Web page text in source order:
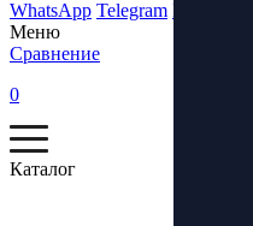
WhatsApp Telegram ВКонтакте
Меню
Сравнение
0
Каталог